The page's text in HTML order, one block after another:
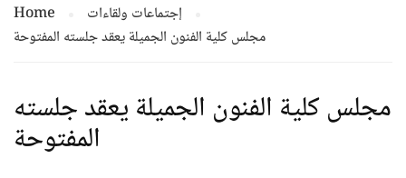
Home
إجتماعات ولقاءات
مجلس كلية الفنون الجميلة يعقد جلسته المفتوحة
مجلس كلية الفنون الجميلة يعقد جلسته
المفتوحة